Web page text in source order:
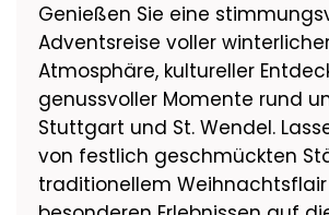
Genießen Sie eine
Adventsreise voller
Atmosphäre, kultureller
genussvoller Momente rund
Stuttgart und St. Wendel.
von festlich geschmückten
traditionellem